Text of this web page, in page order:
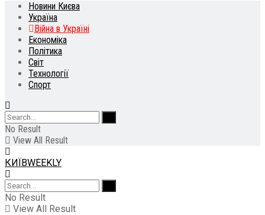
Новини Києва
Україна
Війна в Україні
Економіка
Політика
Світ
Технології
Спорт
No Result
View All Result
КИЇВWEEKLY
No Result
View All Result